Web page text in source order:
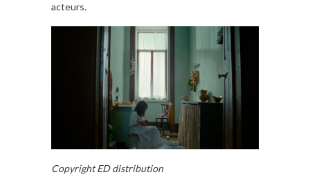
acteurs.
Copyright ED distribution